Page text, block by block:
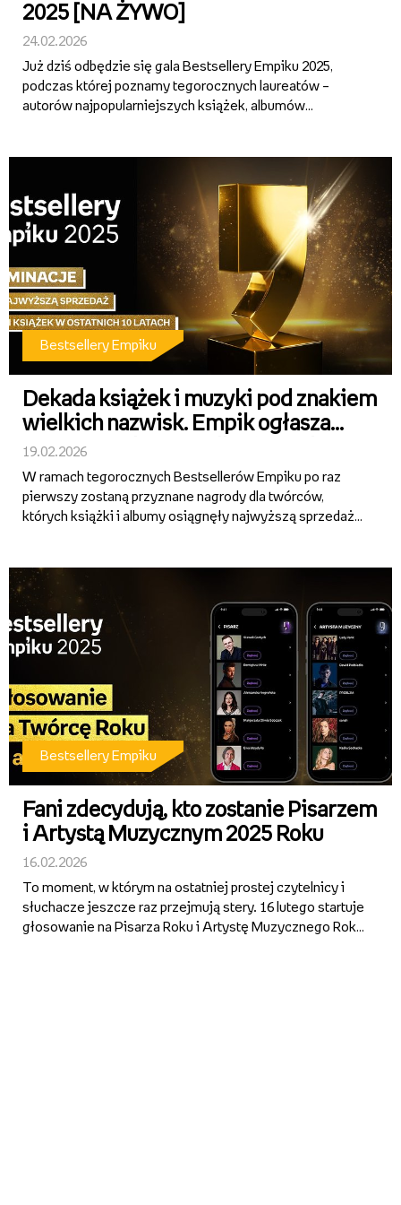
2025 [NA ŻYWO]
24.02.2026
Już dziś odbędzie się gala Bestsellery Empiku 2025,
podczas której poznamy tegorocznych laureatów –
autorów najpopularniejszych książek, albumów
Bestsellery Empiku
Dekada książek i muzyki pod znakiem
wielkich nazwisk. Empik ogłasza
nominacje do Bestsellerów 10-lecia
19.02.2026
W ramach tegorocznych Bestsellerów Empiku po raz
pierwszy zostaną przyznane nagrody dla twórców,
których książki i albumy osiągnęły najwyższą sprzedaż
pisarze i artyśc...
Bestsellery Empiku
Fani zdecydują, kto zostanie Pisarzem
i Artystą Muzycznym 2025 Roku
16.02.2026
To moment, w którym na ostatniej prostej czytelnicy i
słuchacze jeszcze raz przejmują stery. 16 lutego startuje
głosowanie na Pisarza Roku i Artystę Muzycznego Roku